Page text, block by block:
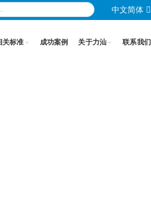
中文简体
关标准 成功案例 关于力汕 联系我们